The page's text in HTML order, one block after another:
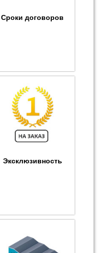
Сроки договоров
Эксклюзивность